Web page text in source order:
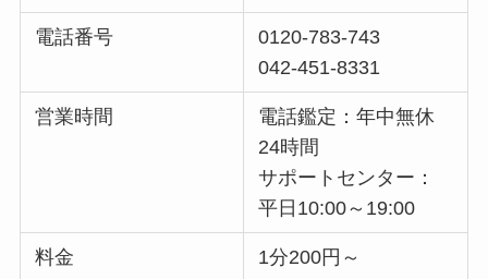
電話番号
0120-783-743
042-451-8331
営業時間
電話鑑定：年中無休
24時間
サポートセンター：
平日10:00～19:00
料金 1分200円～